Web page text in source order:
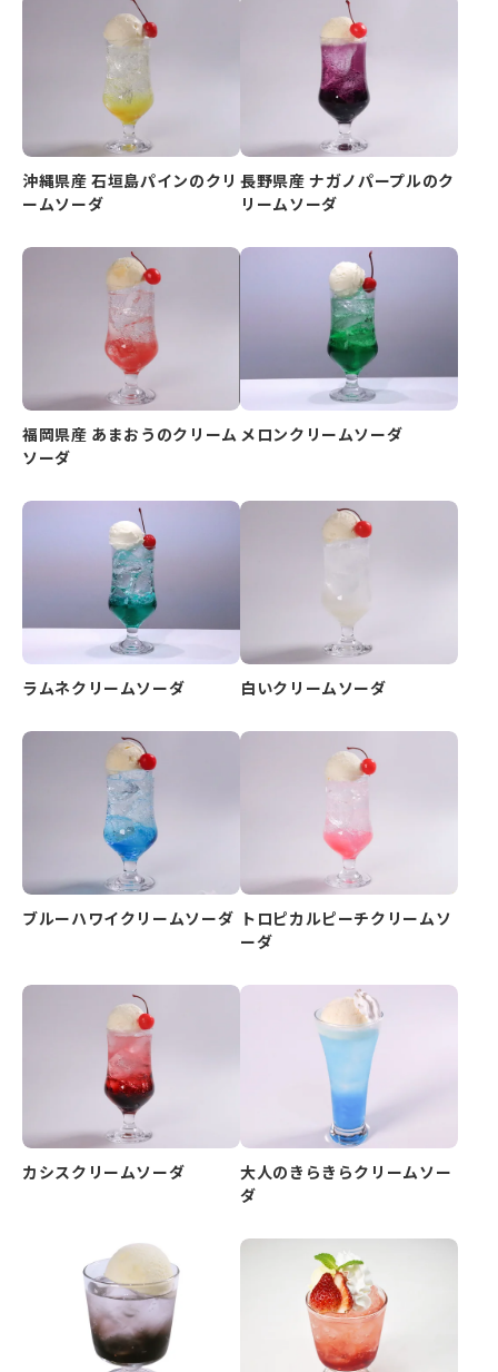
沖縄県産 石垣島パインのクリ
ームソーダ
長野県産 ナガノパープルのク
リームソーダ
福岡県産 あまおうのクリーム
ソーダ
メロンクリームソーダ
ラムネクリームソーダ 白いクリームソーダ
ブルーハワイクリームソーダ トロピカルピーチクリームソ
ーダ
カシスクリームソーダ
大人のきらきらクリームソー
ダ